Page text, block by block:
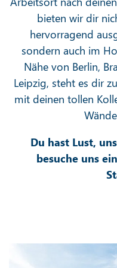
bieten wir dir
hervorragend
sondern auch im
Nähe von Berlin,
Leipzig, steht es dir
mit deinen tollen
Du hast Lust,
besuche uns